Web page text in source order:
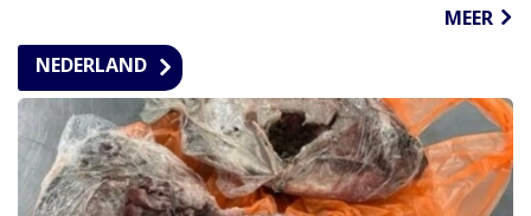
MEER
NEDERLAND